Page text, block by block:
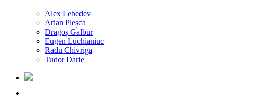
Alex Lebedev
Arian Pleșca
Dragoș Galbur
Eugen Luchianiuc
Radu Chivriga
Tudor Darie